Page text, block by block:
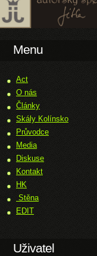
Menu
Act
O nás
Články
Skály Kolínsko
Průvodce
Media
Diskuse
Kontakt
HK
Stěna
EDIT
Uživatel